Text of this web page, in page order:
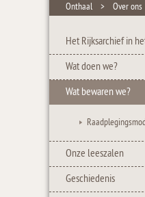
Onthaal > Over ons
Het Rijksarchief in
Wat doen we?
Wat bewaren we?
Onze leeszalen
Geschiedenis